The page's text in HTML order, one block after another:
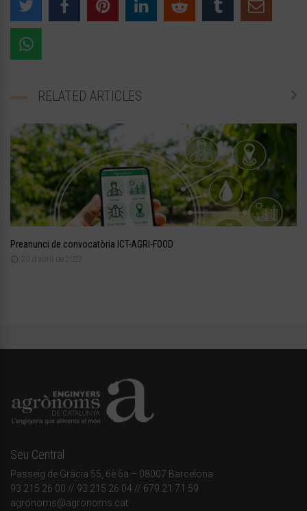
RELATED ARTICLES
Preanunci de convocatòria ICT-AGRI-FOOD
20 d'abril de 2022
Seu Central
Passeig de Gràcia 55, 6è 6a – 08007 Barcelona
93 215 26 00 // 93 215 26 04 // 679 21 71 59
agronoms@agronoms.cat